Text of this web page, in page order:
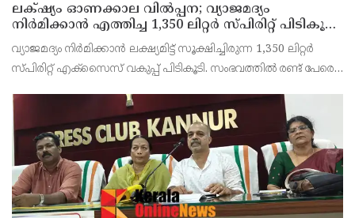
ലക്‌ഷ്യം ഓണക്കാല വിൽപ്പന; വ്യാജമദ്യം
നിർമിക്കാൻ എത്തിച്ച 1,350 ലിറ്റർ സ്പിരിറ്റ് പിടികൂടി;
രണ്ട് പേർ അറസ്റ്റിൽ
വ്യാജമദ്യം നിർമിക്കാൻ ലക്ഷ്യമിട്ട് സൂക്ഷിച്ചിരുന്ന 1,350 ലിറ്റർ
സ്പിരിറ്റ് എക്സൈസ് വകുപ്പ് പിടികൂടി. സംഭവത്തിൽ രണ്ട് പേരെ
കോട്ടക്കുളങ്ങരയിലെ ഹോളോബ്രിക